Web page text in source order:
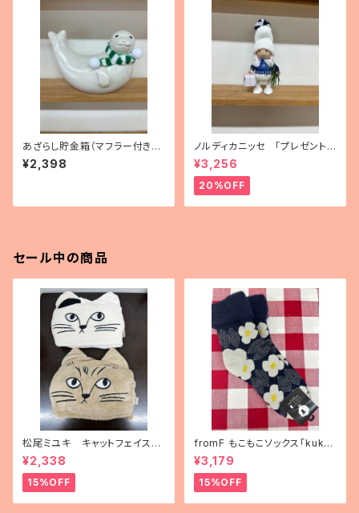
あざらし貯金箱（マフラー付き・
フィンランド製）
¥2,398
ノルディカニッセ 「プレゼントを
持った胴長女の子」
¥3,256
20%OFF
セール中の商品
松尾ミユキ キャットフェイスブ
ランケット
¥2,338
15%OFF
fromF もこもこソックス「kukka
puutarha（花畑）」
¥3,179
15%OFF